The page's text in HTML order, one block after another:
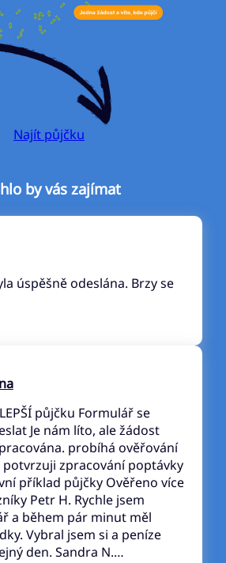
Najít půjčku
by vás zajímat
úspěšně odeslána. Brzy se
půjčku Formulář se
Je nám líto, ale žádost
probíhá ověřování
zpracování poptávky
příklad půjčky Ověřeno více
Petr H. Rychle jsem
a během pár minut měl
Vybral jsem si a peníze
den. Sandra N.…